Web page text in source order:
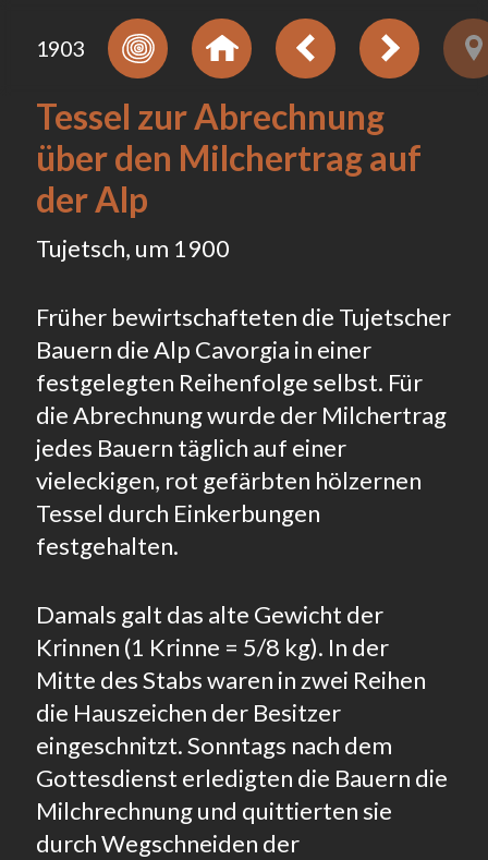
1903
Tessel zur Abrechnung
über den Milchertrag auf
der Alp
Tujetsch, um 1900
Früher bewirtschafteten die Tujetscher
Bauern die Alp Cavorgia in einer
festgelegten Reihenfolge selbst. Für
die Abrechnung wurde der Milchertrag
jedes Bauern täglich auf einer
vieleckigen, rot gefärbten hölzernen
Tessel durch Einkerbungen
festgehalten.
Damals galt das alte Gewicht der
Krinnen (1 Krinne = 5/8 kg). In der
Mitte des Stabs waren in zwei Reihen
die Hauszeichen der Besitzer
eingeschnitzt. Sonntags nach dem
Gottesdienst erledigten die Bauern die
Milchrechnung und quittierten sie
durch Wegschneiden der